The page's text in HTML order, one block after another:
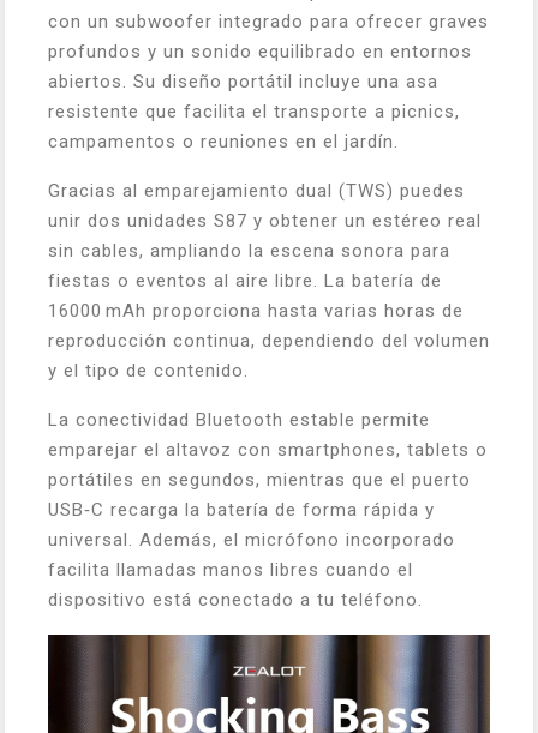
con un subwoofer integrado para ofrecer graves
profundos y un sonido equilibrado en entornos
abiertos. Su diseño portátil incluye una asa
resistente que facilita el transporte a picnics,
campamentos o reuniones en el jardín.
Gracias al emparejamiento dual (TWS) puedes
unir dos unidades S87 y obtener un estéreo real
sin cables, ampliando la escena sonora para
fiestas o eventos al aire libre. La batería de
16000 mAh proporciona hasta varias horas de
reproducción continua, dependiendo del volumen
y el tipo de contenido.
La conectividad Bluetooth estable permite
emparejar el altavoz con smartphones, tablets o
portátiles en segundos, mientras que el puerto
USB‑C recarga la batería de forma rápida y
universal. Además, el micrófono incorporado
facilita llamadas manos libres cuando el
dispositivo está conectado a tu teléfono.